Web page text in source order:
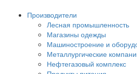
Производители
Лесная промышленность
Магазины одежды
Машиностроение и
Металлургические
Нефтегазовый комплекс